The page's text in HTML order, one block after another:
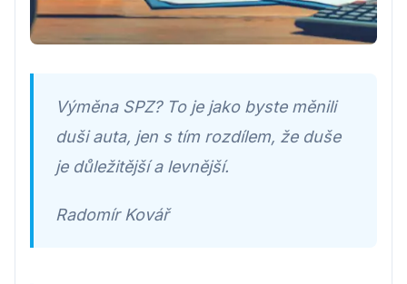
Výměna SPZ? To je jako byste měnili
duši auta, jen s tím rozdílem, že duše
je důležitější a levnější.
Radomír Kovář